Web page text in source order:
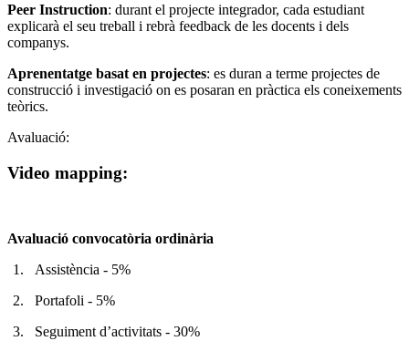
Peer Instruction: durant el projecte integrador, cada estudiant
explicarà el seu treball i rebrà feedback de les docents i dels
companys.
Aprenentatge basat en projectes: es duran a terme projectes de
construcció i investigació on es posaran en pràctica els coneixements
teòrics.
Avaluació:
Video mapping:
Avaluació convocatòria ordinària
1.
Assistència - 5%
2.
Portafoli - 5%
3.
Seguiment d’activitats - 30%